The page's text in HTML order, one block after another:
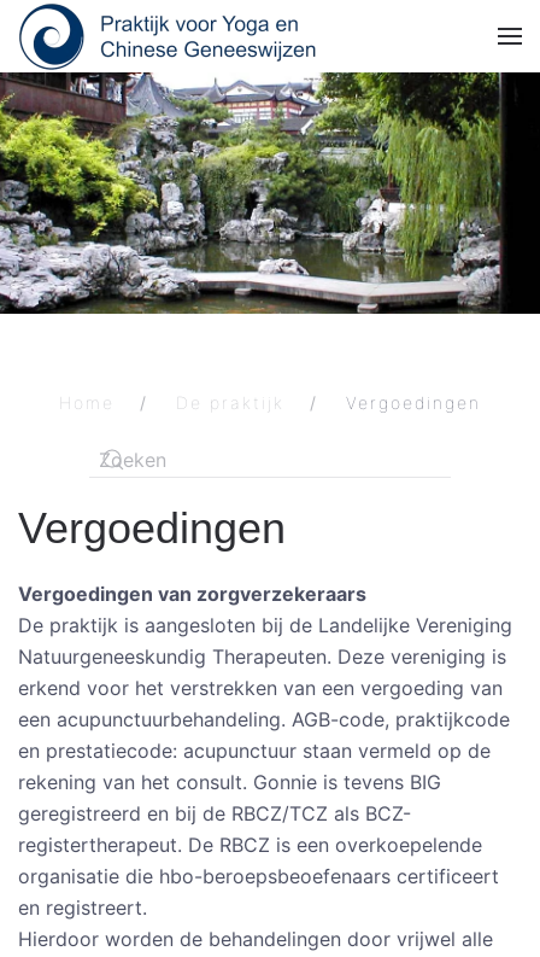
Skip to main content
Home De praktijk Vergoedingen
Vergoedingen
Vergoedingen van zorgverzekeraars
De praktijk is aangesloten bij de Landelijke Vereniging
Natuurgeneeskundig Therapeuten. Deze vereniging is
erkend voor het verstrekken van een vergoeding van
een acupunctuurbehandeling. AGB-code, praktijkcode
en prestatiecode: acupunctuur staan vermeld op de
rekening van het consult. Gonnie is tevens BIG
geregistreerd en bij de RBCZ/TCZ als BCZ-
registertherapeut. De RBCZ is een overkoepelende
organisatie die hbo-beroepsbeoefenaars certificeert
en registreert.
Hierdoor worden de behandelingen door vrijwel alle